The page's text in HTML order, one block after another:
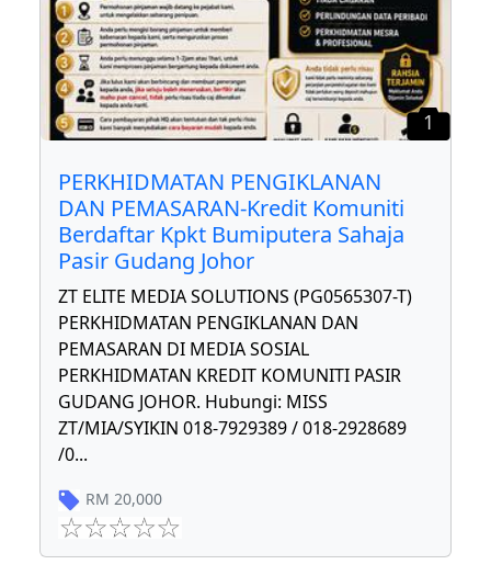
1
PERKHIDMATAN PENGIKLANAN
DAN PEMASARAN-Kredit Komuniti
Berdaftar Kpkt Bumiputera Sahaja
Pasir Gudang Johor
ZT ELITE MEDIA SOLUTIONS (PG0565307-T)
PERKHIDMATAN PENGIKLANAN DAN
PEMASARAN DI MEDIA SOSIAL
PERKHIDMATAN KREDIT KOMUNITI PASIR
GUDANG JOHOR. Hubungi: MISS
ZT/MIA/SYIKIN 018-7929389 / 018-2928689
/0...
RM 20,000